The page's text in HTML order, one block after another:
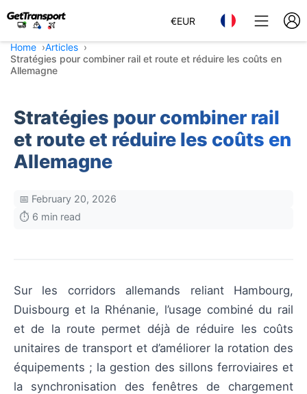
€EUR
Home
Articles
Stratégies pour combiner rail et route et réduire les coûts en
Allemagne
Stratégies pour combiner rail
et route et réduire les coûts en
Allemagne
📅 February 20, 2026
⏱️ 6 min read
Sur les corridors allemands reliant Hambourg,
Duisbourg et la Rhénanie, l’usage combiné du rail
et de la route permet déjà de réduire les coûts
unitaires de transport et d’améliorer la rotation des
équipements ; la gestion des sillons ferroviaires et
la synchronisation des fenêtres de chargement